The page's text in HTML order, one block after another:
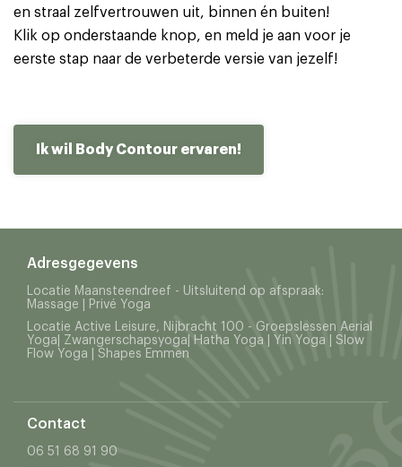
en straal zelfvertrouwen uit, binnen én buiten!
Klik op onderstaande knop, en meld je aan voor je
eerste stap naar de verbeterde versie van jezelf!
Ik wil Body Contour ervaren!
Adresgegevens
Locatie Maansteendreef - Uitsluitend op afspraak:
Massage | Privé Yoga
Locatie Active Leisure, Nijbracht 100 - Groepslessen Aerial
Yoga| Zwangerschapsyoga| Hatha Yoga | Yin Yoga | Slow
Flow Yoga | Shapes Emmen
Contact
06 51 68 91 90